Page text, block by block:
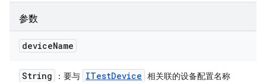
参数
deviceName
String ：要与 ITestDevice 相关联的设备配置名称